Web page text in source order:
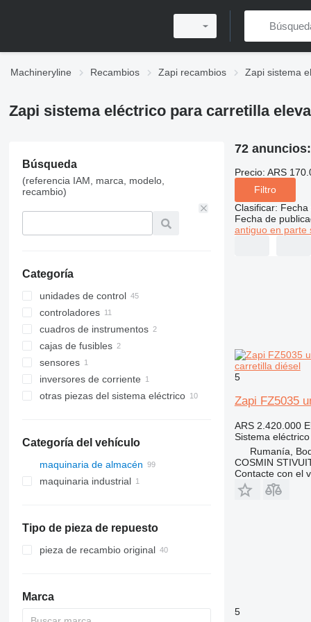
Machineryline Recambios Zapi recambios Zapi sistema
Zapi sistema eléctrico para carretilla
Búsqueda
(referencia IAM, marca, modelo,
recambio)
Categoría
unidades de control
controladores
cuadros de instrumentos
cajas de fusibles
sensores
inversores de corriente
otras piezas del sistema eléctrico
Categoría del vehículo
maquinaria de almacén
carretillas elevadoras
transpaletas eléctricas
preparadores de pedidos
carretillas retráctiles
maquinaria industrial
Tipo de pieza de repuesto
pieza de recambio original
Marca
72 anuncios:
Precio: ARS
Filtro
Clasificar: Fecha
Fecha de
antiguo en parte
carretilla diésel
5
Zapi FZ5035
ARS 2.420.000
Sistema
Rumanía,
COSMIN
Contacte con el
5